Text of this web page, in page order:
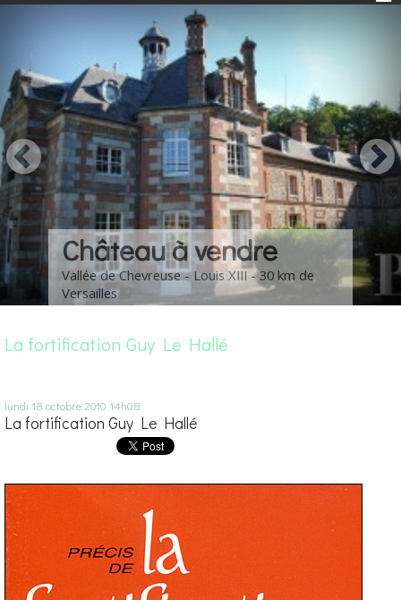
Château à vendre
Vallée de Chevreuse - Louis XIII - 30 km de
Versailles
La fortification Guy Le Hallé
lundi 18 octobre 2010 14h08
La fortification Guy Le Hallé